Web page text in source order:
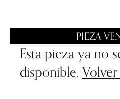
PIEZA
Esta pieza ya no
disponible.